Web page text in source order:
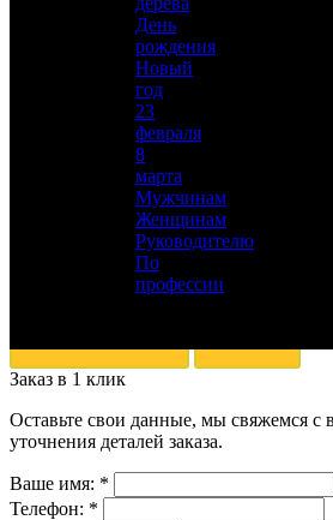
Латунь, Никель, Золото, Дамаск,
Для добавления товара в избранное,
Заказ в 1 клик
Оставьте свои данные, мы свяжемся с
уточнения деталей заказа.
Ваше имя: *
Телефон: *
День
рождения
Новый
год
23
февраля
8
марта
Мужчинам
Женщинам
Руководителю
По
профессии